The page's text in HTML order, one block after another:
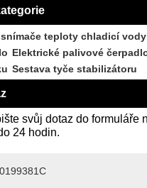
snímače teploty chladicí vody
Elektrické palivové
Sestava tyče stabilizátoru
svůj dotaz do formuláře
24 hodin.